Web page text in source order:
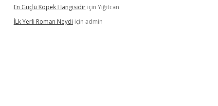
En Güçlü Köpek Hangisidir için Yiğitcan
İLk Yerli Roman Neydi için admin